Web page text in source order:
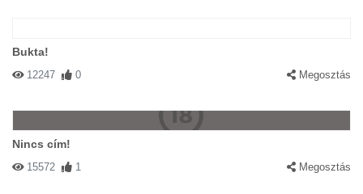
Bukta!
12247 0 Megosztás
Nincs cím!
15572 1 Megosztás